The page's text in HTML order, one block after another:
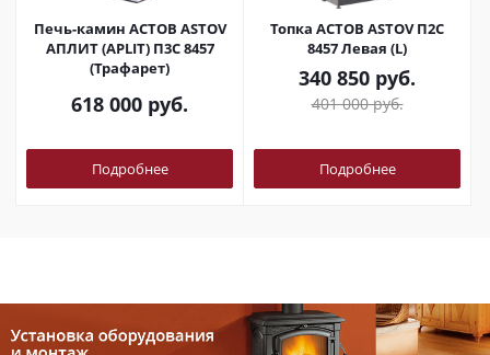
Печь-камин АСТОВ ASTOV
АПЛИТ (APLIT) П3С 8457
(Трафарет)
618 000 руб.
Подробнее
Топка АСТОВ ASTOV П2С
8457 Левая (L)
340 850 руб.
401 000руб.
Подробнее